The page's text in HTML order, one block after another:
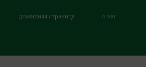
домашняя страница о нас